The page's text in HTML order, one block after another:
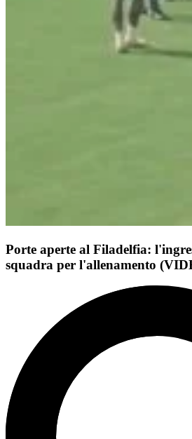
Porte aperte al Filadelfia:
squadra per l'allenamento